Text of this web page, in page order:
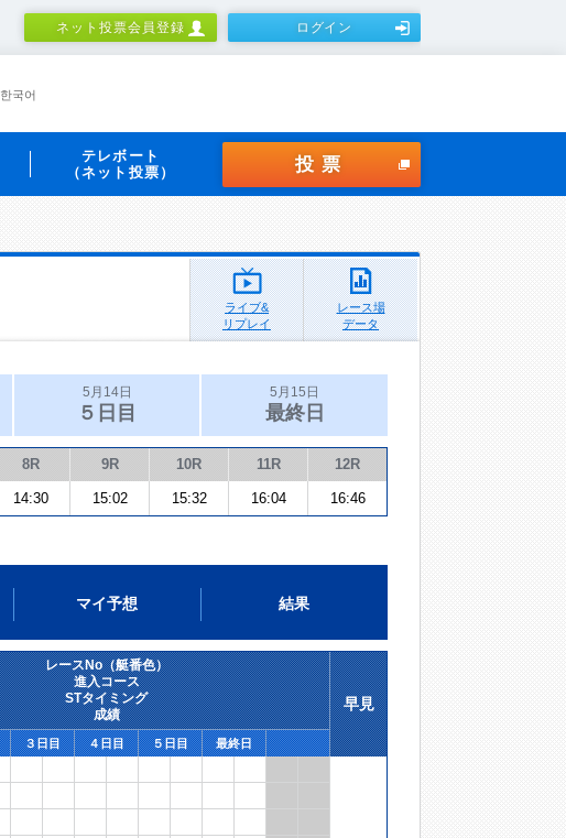
ネット投票会員登録 ログイン
한국어
テレボート
（ネット投票）
投票
ライブ&
リプレイ
レース場
データ
5月14日
５日目
5月15日
最終日
8R 9R 10R 11R 12R
14:30 15:02 15:32 16:04 16:46
マイ予想 結果
レースNo（艇番色）
進入コース
STタイミング
成績
早見
３日目 ４日目 ５日目 最終日